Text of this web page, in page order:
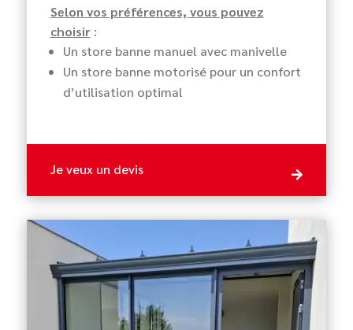
Selon vos préférences, vous pouvez
choisir:
Un store banne manuel avec manivelle
Un store banne motorisé pour un confort
d’utilisation optimal
Je veux un devis 